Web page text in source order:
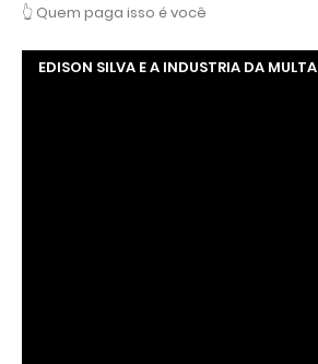
👆 Quem paga isso é você
EDISON SILVA E A INDUSTRIA DA MULTA